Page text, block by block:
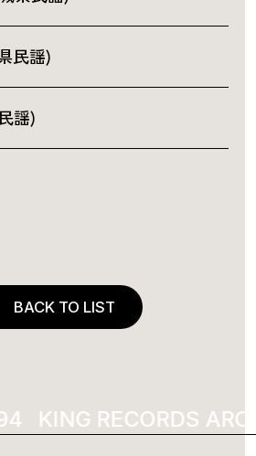
民謡)
謡)
BACK TO LIST
KING RECORDS